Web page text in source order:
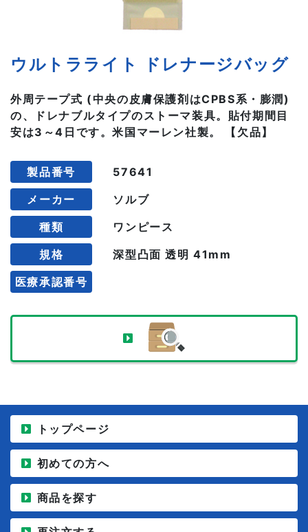
ウルトラライト ドレナージバッグ
外周テープ式 (中央の皮膚保護剤はCPBS系・膨潤)
の、ドレナブルタイプのストーマ装具。貼付期間目
安は3～4日です。米国マーレン社製。 【欠品】
製品番号
57641
メーカー
ソルブ
種類
ワンピース
規格
深型凸面 透明 41mm
医療承認番号
トップページ
初めての方へ
商品を探す